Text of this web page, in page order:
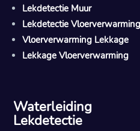
Lekdetectie Muur
Lekdetectie Vloerverwarming
Vloerverwarming Lekkage
Lekkage Vloerverwarming
Waterleiding
Lekdetectie